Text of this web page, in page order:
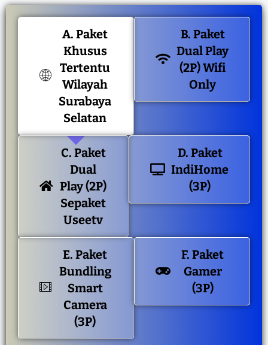
A. Paket
Khusus
Tertentu
Wilayah
Surabaya
Selatan
B. Paket
Dual Play
(2P) Wifi
Only
C. Paket
Dual
Play (2P)
Sepaket
Useetv
D. Paket
IndiHome
(3P)
E. Paket
Bundling
Smart
Camera
(3P)
F. Paket
Gamer
(3P)